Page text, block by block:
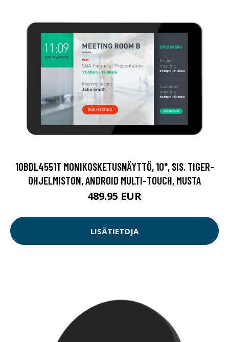
10BDL4551T MONIKOSKETUSNÄYTTÖ, 10", SIS. TIGER-
OHJELMISTON, ANDROID MULTI-TOUCH, MUSTA
489.95 EUR
LISÄTIETOJA